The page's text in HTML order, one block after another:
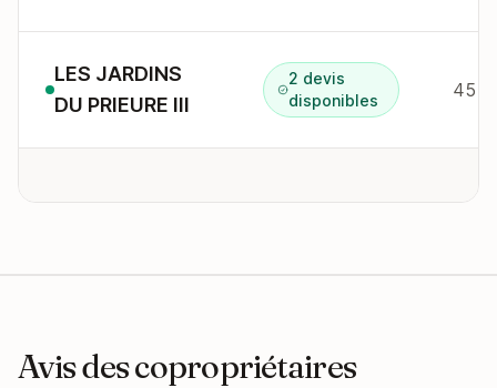
LES JARDINS
DU PRIEURE III
2 devis
disponibles
Avis des copropriétaires